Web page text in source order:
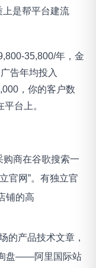
是帮平台建流
35,800/年，金
告年均投入
，你的客户数
台上。
购商在谷歌搜索一
官网”。有独立官
铺的高
的产品技术文章，
盘——阿里国际站